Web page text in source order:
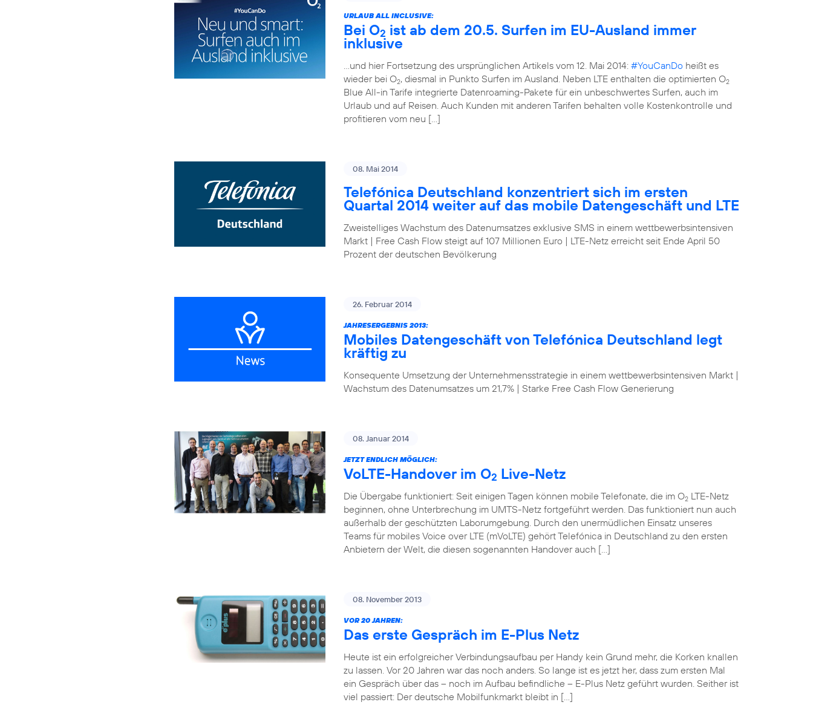
URLAUB ALL INCLUSIVE:
Bei O2 ist ab dem 20.5. Surfen im EU-Ausland immer
inklusive
…und hier Fortsetzung des ursprünglichen Artikels vom 12. Mai 2014: #YouCanDo heißt es
wieder bei O2, diesmal in Punkto Surfen im Ausland. Neben LTE enthalten die optimierten O2
Blue All-in Tarife integrierte Datenroaming-Pakete für ein unbeschwertes Surfen, auch im
Urlaub und auf Reisen. Auch Kunden mit anderen Tarifen behalten volle Kostenkontrolle und
profitieren vom neu […]
08. Mai 2014
Telefónica Deutschland konzentriert sich im ersten
Quartal 2014 weiter auf das mobile Datengeschäft und LTE
Zweistelliges Wachstum des Datenumsatzes exklusive SMS in einem wettbewerbsintensiven
Markt | Free Cash Flow steigt auf 107 Millionen Euro | LTE-Netz erreicht seit Ende April 50
Prozent der deutschen Bevölkerung
26. Februar 2014
JAHRESERGEBNIS 2013:
Mobiles Datengeschäft von Telefónica Deutschland legt
kräftig zu
Konsequente Umsetzung der Unternehmensstrategie in einem wettbewerbsintensiven Markt |
Wachstum des Datenumsatzes um 21,7% | Starke Free Cash Flow Generierung
08. Januar 2014
JETZT ENDLICH MÖGLICH:
VoLTE-Handover im O2 Live-Netz
Die Übergabe funktioniert: Seit einigen Tagen können mobile Telefonate, die im O2 LTE-Netz
beginnen, ohne Unterbrechung im UMTS-Netz fortgeführt werden. Das funktioniert nun auch
außerhalb der geschützten Laborumgebung. Durch den unermüdlichen Einsatz unseres
Teams für mobiles Voice over LTE (mVoLTE) gehört Telefónica in Deutschland zu den ersten
Anbietern der Welt, die diesen sogenannten Handover auch […]
08. November 2013
VOR 20 JAHREN:
Das erste Gespräch im E-Plus Netz
Heute ist ein erfolgreicher Verbindungsaufbau per Handy kein Grund mehr, die Korken knallen
zu lassen. Vor 20 Jahren war das noch anders. So lange ist es jetzt her, dass zum ersten Mal
ein Gespräch über das – noch im Aufbau befindliche – E-Plus Netz geführt wurden. Seither ist
viel passiert: Der deutsche Mobilfunkmarkt bleibt in […]